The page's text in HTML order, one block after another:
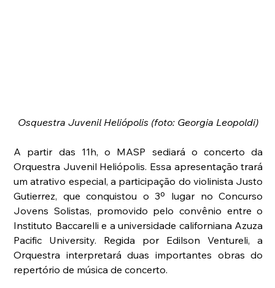
Osquestra Juvenil Heliópolis (foto: Georgia Leopoldi)
A partir das 11h, o MASP sediará o concerto da
Orquestra Juvenil Heliópolis. Essa apresentação trará
um atrativo especial, a participação do violinista Justo
Gutierrez, que conquistou o 3º lugar no Concurso
Jovens Solistas, promovido pelo convênio entre o
Instituto Baccarelli e a universidade californiana Azuza
Pacific University. Regida por Edilson Ventureli, a
Orquestra interpretará duas importantes obras do
repertório de música de concerto.